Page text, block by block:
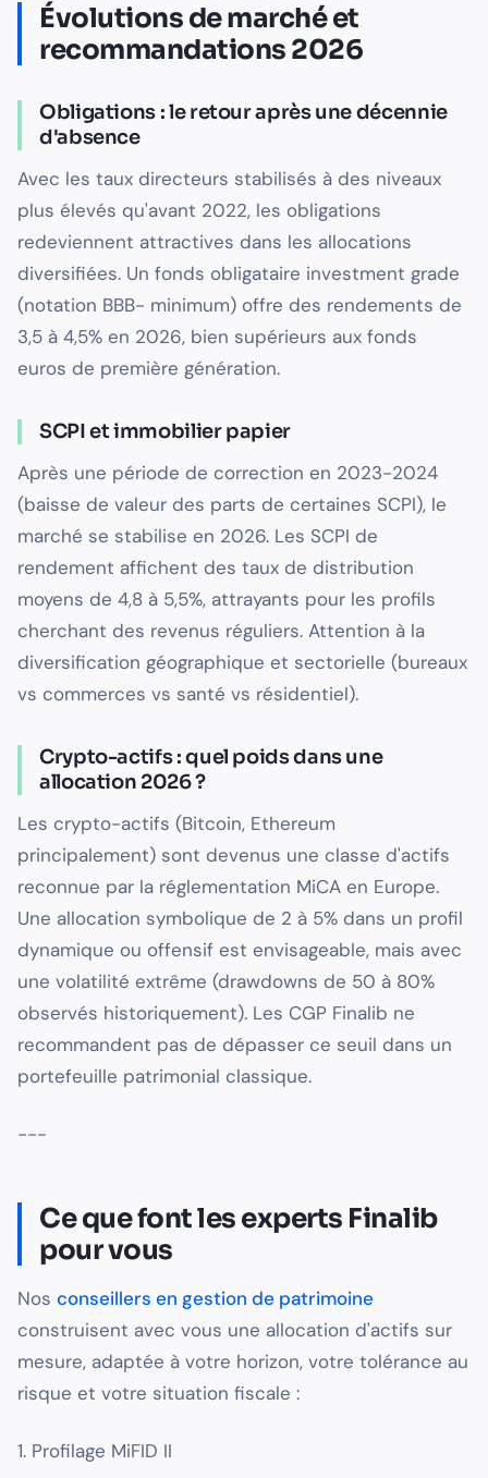
Évolutions de marché et
recommandations 2026
Obligations : le retour après une décennie
d'absence
Avec les taux directeurs stabilisés à des niveaux
plus élevés qu'avant 2022, les obligations
redeviennent attractives dans les allocations
diversifiées. Un fonds obligataire investment grade
(notation BBB- minimum) offre des rendements de
3,5 à 4,5% en 2026, bien supérieurs aux fonds
euros de première génération.
SCPI et immobilier papier
Après une période de correction en 2023-2024
(baisse de valeur des parts de certaines SCPI), le
marché se stabilise en 2026. Les SCPI de
rendement affichent des taux de distribution
moyens de 4,8 à 5,5%, attrayants pour les profils
cherchant des revenus réguliers. Attention à la
diversification géographique et sectorielle (bureaux
vs commerces vs santé vs résidentiel).
Crypto-actifs : quel poids dans une
allocation 2026 ?
Les crypto-actifs (Bitcoin, Ethereum
principalement) sont devenus une classe d'actifs
reconnue par la réglementation MiCA en Europe.
Une allocation symbolique de 2 à 5% dans un profil
dynamique ou offensif est envisageable, mais avec
une volatilité extrême (drawdowns de 50 à 80%
observés historiquement). Les CGP Finalib ne
recommandent pas de dépasser ce seuil dans un
portefeuille patrimonial classique.
---
Ce que font les experts Finalib
pour vous
Nos conseillers en gestion de patrimoine
construisent avec vous une allocation d'actifs sur
mesure, adaptée à votre horizon, votre tolérance au
risque et votre situation fiscale :
1. Profilage MiFID II